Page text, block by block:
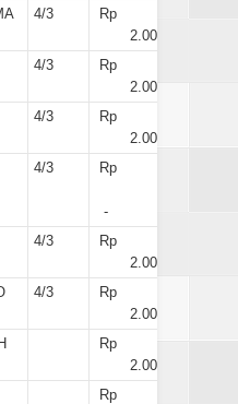
4/3
Rp
2.000
4/3
Rp
2.000
4/3
Rp
2.000
4/3 Rp
-
4/3
Rp
2.000
4/3
Rp
2.000
Rp
2.000
Rp